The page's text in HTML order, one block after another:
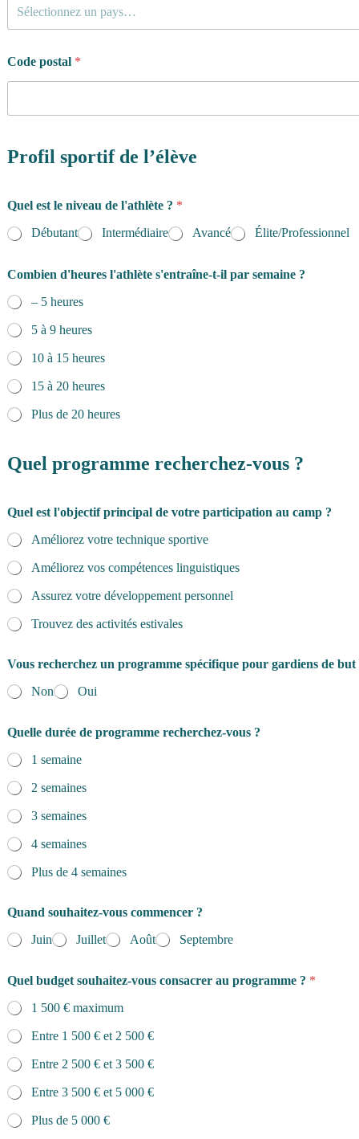
Sélectionnez un pays…
Code postal *
Profil sportif de l’élève
Quel est le niveau de l'athlète ? *
Débutant
Intermédiaire Avancé Élite/Professionnel
Combien d'heures l'athlète s'entraîne-t-il par semaine ?
– 5 heures
5 à 9 heures
10 à 15 heures
15 à 20 heures
Plus de 20 heures
Quel programme recherchez-vous ?
Quel est l'objectif principal de votre participation au camp ?
Améliorez votre technique sportive
Améliorez vos compétences linguistiques
Assurez votre développement personnel
Trouvez des activités estivales
Vous recherchez un programme spécifique pour gardiens de but
Non
Oui
a
s
s
a
n
c
e
e
s
Quelle durée de programme recherchez-vous ?
1 semaine
2 semaines
3 semaines
4 semaines
Plus de 4 semaines
Quand souhaitez-vous commencer ?
Juin
Juillet Août Septembre
Quel budget souhaitez-vous consacrer au programme ? *
1 500 € maximum
Entre 1 500 € et 2 500 €
Entre 2 500 € et 3 500 €
Entre 3 500 € et 5 000 €
Plus de 5 000 €